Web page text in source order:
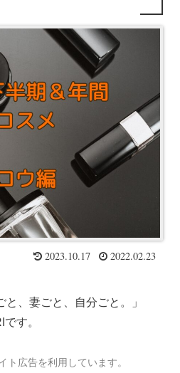
2023.10.17 2022.02.23
と、妻ごと、自分ごと。」
す。
広告を利用しています。